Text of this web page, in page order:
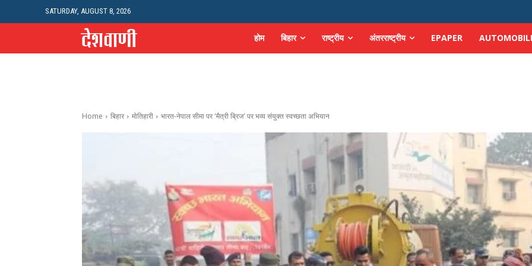
SATURDAY, AUGUST 8, 2026
होम बिहार राष्ट्रीय अंतरराष्ट्रीय EPAPER
Home बिहार मोतिहारी भारत-नेपाल सीमा पर 'मैत्री ब्रिज' पर भव्य संयुक्त स्वच्छता अभियान